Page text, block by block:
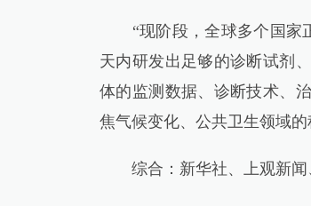
“现阶段，全球多个国家正
天内研发出足够的诊断试剂
体的监测数据、诊断技术、
焦气候变化、公共卫生领域
综合：新华社、上观新闻